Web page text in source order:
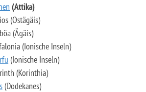
(Attika)
(Ostägäis)
(Ägäis)
(Ionische Inseln)
(Ionische Inseln)
(Korinthia)
(Dodekanes)